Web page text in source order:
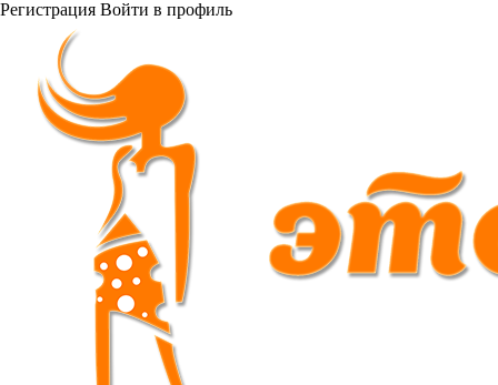
Регистрация Войти в профиль